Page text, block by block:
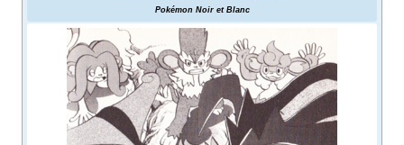
Pokémon Noir et Blanc